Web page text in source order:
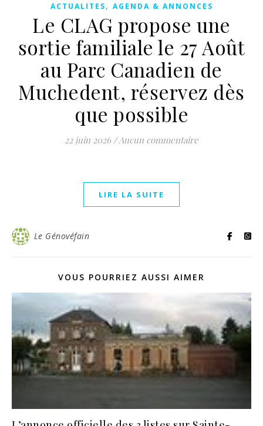
ACTUALITES, AGENDA & ANNONCES
Le CLAG propose une
sortie familiale le 27 Août
au Parc Canadien de
Muchedent, réservez dès
que possible
22 juin 2026 / Aucun commentaire
LIRE LA SUITE
Le Génovéfain
VOUS POURRIEZ AUSSI AIMER